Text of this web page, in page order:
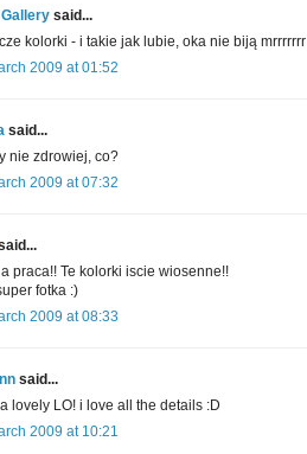
said...
kolorki - i takie jak lubie, oka nie biją mrrrrrrr
2009 at 01:52
said...
nie zdrowiej, co?
2009 at 07:32
praca!! Te kolorki iscie wiosenne!!
fotka :)
2009 at 08:33
said...
lovely LO! i love all the details :D
2009 at 10:21